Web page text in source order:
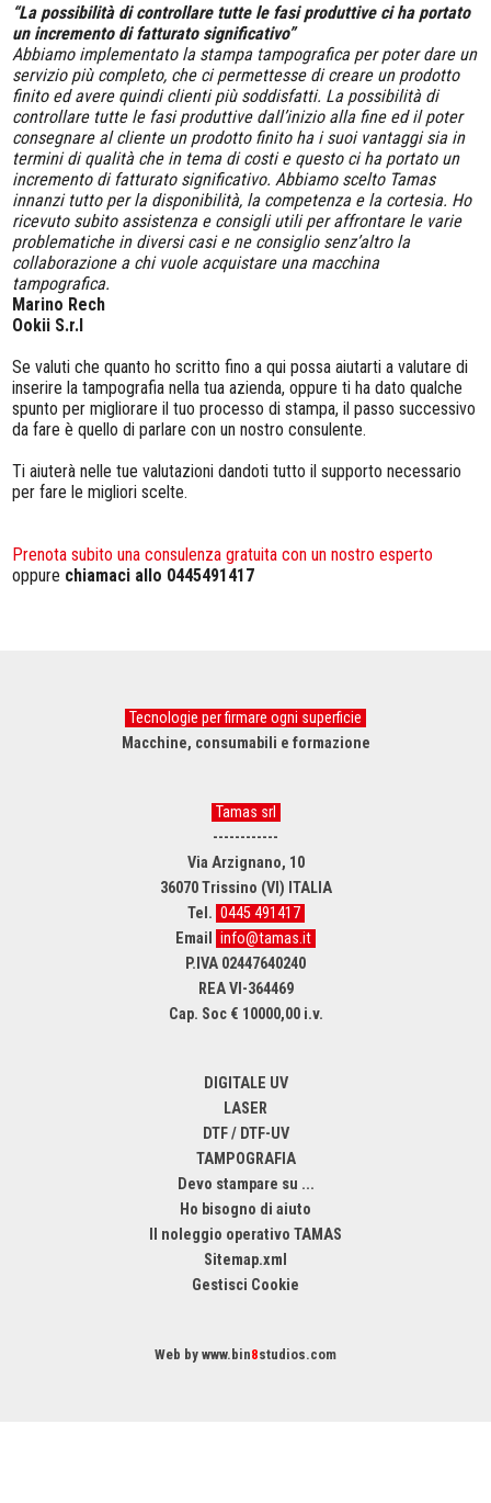
“La possibilità di controllare tutte le fasi produttive ci ha portato
un incremento di fatturato significativo”
Abbiamo implementato la stampa tampografica per poter dare un
servizio più completo, che ci permettesse di creare un prodotto
finito ed avere quindi clienti più soddisfatti. La possibilità di
controllare tutte le fasi produttive dall’inizio alla fine ed il poter
consegnare al cliente un prodotto finito ha i suoi vantaggi sia in
termini di qualità che in tema di costi e questo ci ha portato un
incremento di fatturato significativo. Abbiamo scelto Tamas
innanzi tutto per la disponibilità, la competenza e la cortesia. Ho
ricevuto subito assistenza e consigli utili per affrontare le varie
problematiche in diversi casi e ne consiglio senz’altro la
collaborazione a chi vuole acquistare una macchina
tampografica.
Marino Rech
Ookii S.r.l
Se valuti che quanto ho scritto fino a qui possa aiutarti a valutare di
inserire la tampografia nella tua azienda, oppure ti ha dato qualche
spunto per migliorare il tuo processo di stampa, il passo successivo
da fare è quello di parlare con un nostro consulente.
Ti aiuterà nelle tue valutazioni dandoti tutto il supporto necessario
per fare le migliori scelte.
Prenota subito una consulenza gratuita con un nostro esperto
oppure chiamaci allo 0445491417
Tecnologie per firmare ogni superficie
Macchine, consumabili e formazione
Tamas srl
------------
Via Arzignano, 10
36070 Trissino (VI) ITALIA
Tel. 0445 491417
Email
info@tamas.it
P.IVA 02447640240
REA VI-364469
Cap. Soc € 10000,00 i.v.
DIGITALE UV
LASER
DTF / DTF-UV
TAMPOGRAFIA
Devo stampare su ...
Ho bisogno di aiuto
Il noleggio operativo TAMAS
Sitemap.xml
Gestisci Cookie
Web by www.bin8studios.com